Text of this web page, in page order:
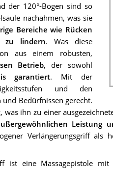
der 120°-Bogen sind so
nachahmen, was sie
Bereiche wie Rücken
zu lindern. Was diese
aus einem robusten,
Betrieb, der sowohl
garantiert. Mit der
und den
Bedürfnissen gerecht.
, was ihn zu einer
Leistung
Verlängerungsgriff als
ist eine Massagepistole